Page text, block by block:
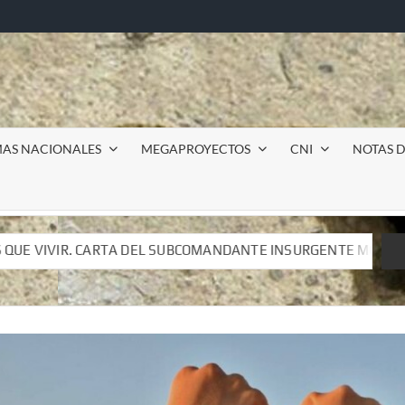
NACIONALES MEGAPROYECTOS CNI NOTAS
INSURGENTE MOISÉS A LUIS DE TAVIRA
INSURGENTE MOISÉS A LUIS DE TAVIRA